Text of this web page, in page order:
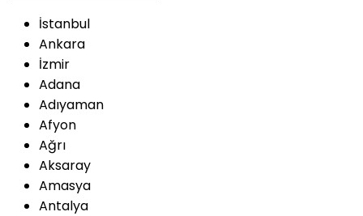
İstanbul
Ankara
İzmir
Adana
Adıyaman
Afyon
Ağrı
Aksaray
Amasya
Antalya